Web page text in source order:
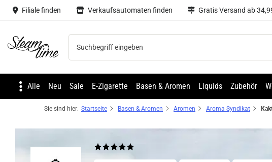
Filiale finden Verkaufsautomaten finden Gratis Versand ab
Steam time
Alle Neu Sale E-Zigarette Basen & Aromen Liquids Zubehör
Sie sind hier: Startseite Basen & Aromen Aromen Aroma Syndikat